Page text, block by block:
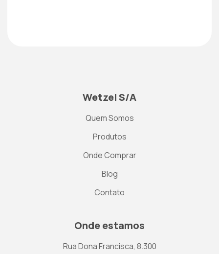
Wetzel S/A
Quem Somos
Produtos
Onde Comprar
Blog
Contato
Onde estamos
Rua Dona Francisca, 8.300